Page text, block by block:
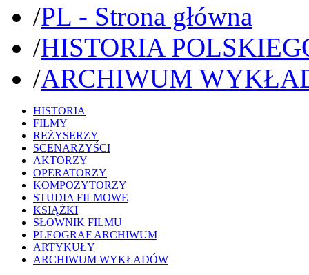
/PL - Strona główna
/HISTORIA
/ARCHIWUM
HISTORIA
FILMY
REŻYSERZY
SCENARZYŚCI
AKTORZY
OPERATORZY
KOMPOZYTORZY
STUDIA FILMOWE
KSIĄŻKI
SŁOWNIK FILMU
PLEOGRAF ARCHIWUM
ARTYKUŁY
ARCHIWUM WYKŁADÓW